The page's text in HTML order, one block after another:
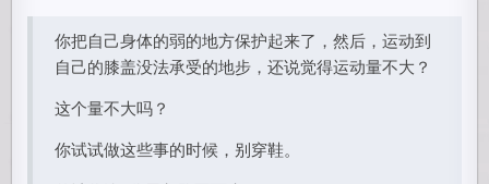
你把自己身体的弱的地方保护起来了，然后，运动到
自己的膝盖没法承受的地步，还说觉得运动量不大？
这个量不大吗？
你试试做这些事的时候，别穿鞋。